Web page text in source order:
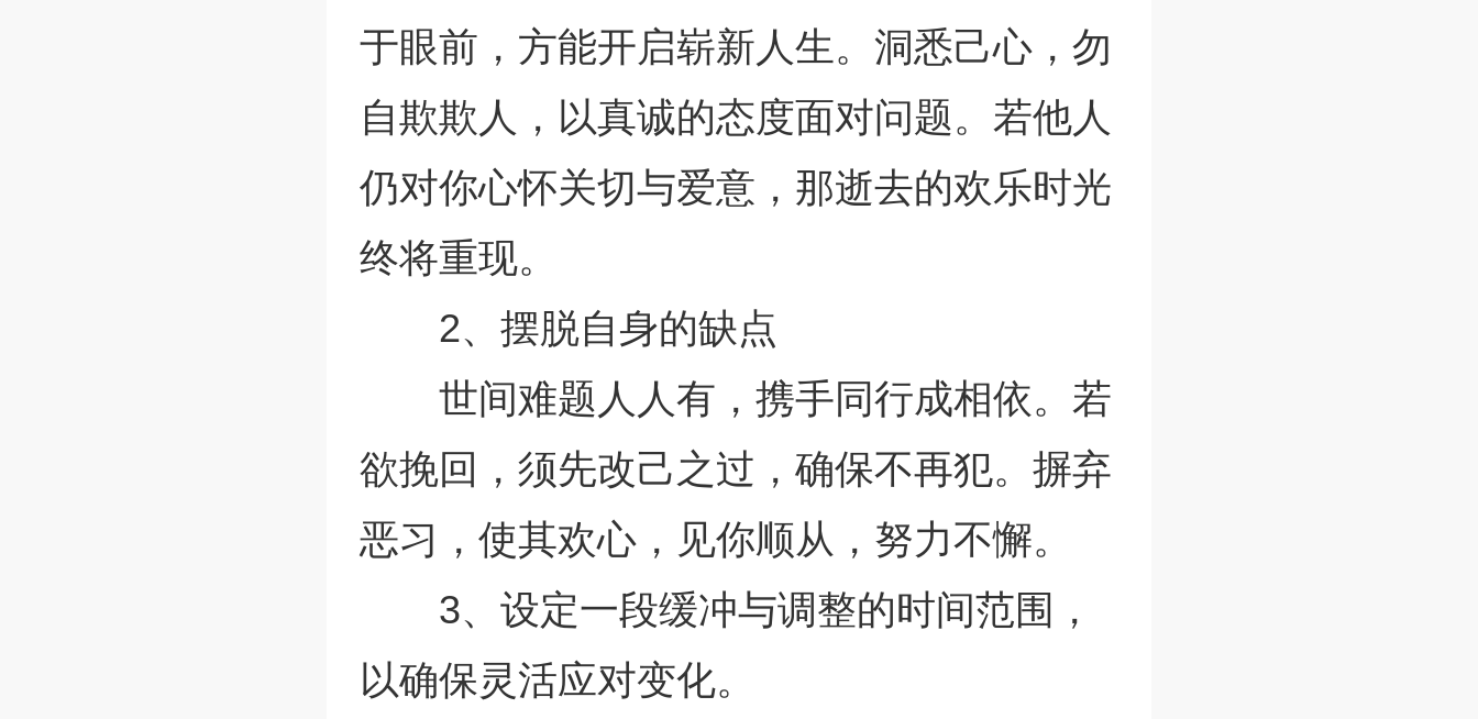
于眼前，方能开启崭新人生。洞悉己心，勿
自欺欺人，以真诚的态度面对问题。若他人
仍对你心怀关切与爱意，那逝去的欢乐时光
终将重现。
2、摆脱自身的缺点
世间难题人人有，携手同行成相依。若
欲挽回，须先改己之过，确保不再犯。摒弃
恶习，使其欢心，见你顺从，努力不懈。
3、设定一段缓冲与调整的时间范围，
以确保灵活应对变化。